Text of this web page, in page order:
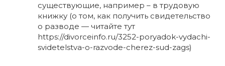
существующие, например – в трудовую
книжку (о том, как получить свидетельство
о разводе — читайте тут
https://divorceinfo.ru/3252-poryadok-vydachi-
svidetelstva-o-razvode-cherez-sud-zags)